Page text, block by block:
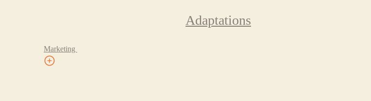
Adaptations
Marketing